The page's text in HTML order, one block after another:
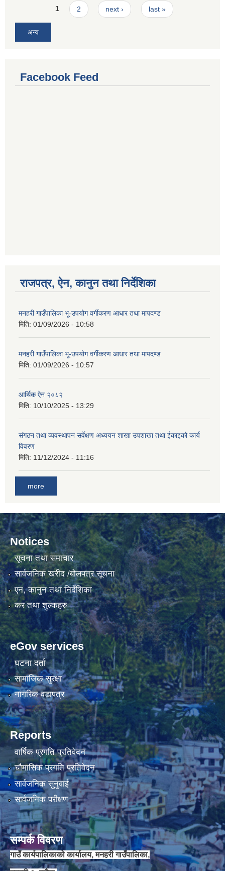
Pages1 2 next › last »
अन्य
Facebook Feed
राजपत्र, ऐन, कानुन तथा निर्देशिका
मनहरी गाउँपालिका भू-उपयोग वर्गीकरण आधार तथा मापदण्ड
मिति: 01/09/2026 - 10:58
मनहरी गाउँपालिका भू-उपयोग वर्गीकरण आधार तथा मापदण्ड
मिति: 01/09/2026 - 10:57
आर्थिक ऐन २०८२
मिति: 10/10/2025 - 13:29
संगठन तथा व्यवस्थापन सर्वेक्षण अध्ययन शाखा उपशाखा तथा ईकाइको कार्य
विवरण
मिति: 11/12/2024 - 11:16
more
Notices
सूचना तथा समाचार
सार्वजनिक खरीद /बोलपत्र सूचना
एन, कानुन तथा निर्देशिका
कर तथा शुल्कहरु
eGov services
घटना दर्ता
सामाजिक सुरक्षा
नागरिक वडापत्र
Reports
वार्षिक प्रगति प्रतिवेदन
चौमासिक प्रगति प्रतिवेदन
सार्वजनिक सुनुवाई
सार्वजनिक परीक्षण
सम्पर्क विवरण
गाउँ कार्यपालिकाको कार्यालय, मनहरी गाउँपालिका,